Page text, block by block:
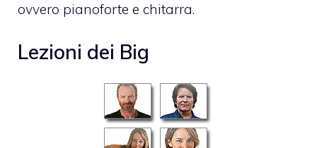
ovvero pianoforte e chitarra.
Lezioni dei Big